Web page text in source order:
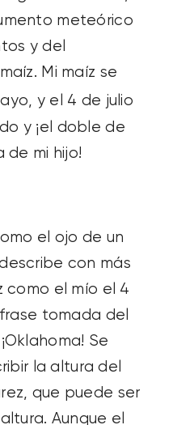
meteórico
y del
Mi maíz se
y el 4 de julio
y ¡el doble de
de mi hijo!
el ojo de un
con más
como el mío el 4
tomada del
Se
la altura del
que puede ser
Aunque el